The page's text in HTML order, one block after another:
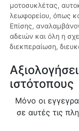
μοτοσυκλέτας,
λεωφορείου, όπως
Επίσης,
αδειών και όλη η
διεκπεραίωση,
ιστότοπους
Μόνο οι
σε αυτές τις